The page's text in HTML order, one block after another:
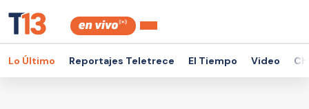
Lo Último Reportajes Teletrece El Tiempo Video